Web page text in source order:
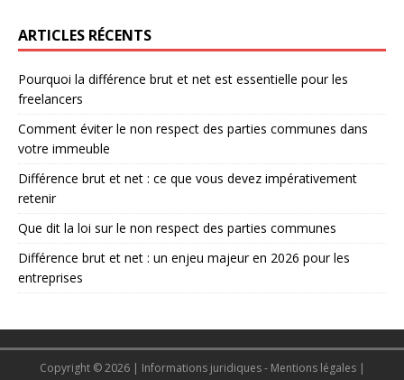
ARTICLES RÉCENTS
Pourquoi la différence brut et net est essentielle pour les
freelancers
Comment éviter le non respect des parties communes dans
votre immeuble
Différence brut et net : ce que vous devez impérativement
retenir
Que dit la loi sur le non respect des parties communes
Différence brut et net : un enjeu majeur en 2026 pour les
entreprises
Copyright © 2026 | Informations juridiques - Mentions légales |